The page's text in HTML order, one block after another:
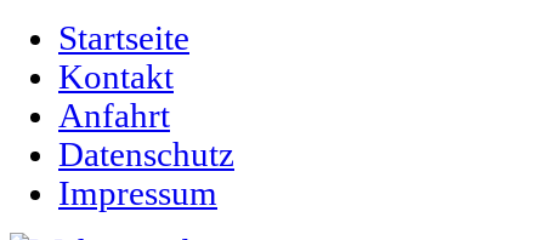
Startseite
Kontakt
Anfahrt
Datenschutz
Impressum